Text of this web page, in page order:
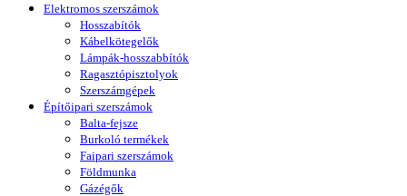
Elektromos szerszámok
Hosszabítók
Kábelkötegelők
Lámpák-hosszabbítók
Ragasztópisztolyok
Szerszámgépek
Építőipari szerszámok
Balta-fejsze
Burkoló termékek
Faipari szerszámok
Földmunka
Gázégők